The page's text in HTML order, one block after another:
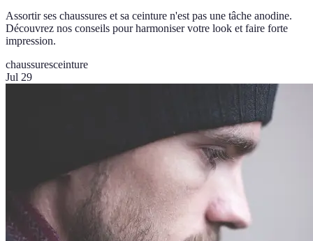
Assortir ses chaussures et sa ceinture n'est pas une tâche anodine.
Découvrez nos conseils pour harmoniser votre look et faire forte
impression.
chaussuresceinture
Jul 29